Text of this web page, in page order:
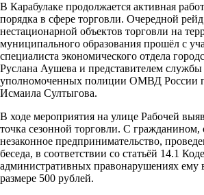
В Карабулаке продолжается активная
порядка в сфере торговли. Очередной
нестационарной объектов торговли на
муниципального образования прошёл с
специалиста экономического отдела
Руслана Аушева и представителем службы
уполномоченных полиции ОМВД России
Исмаила Султыгова.
В ходе мероприятия на улице Рабочей
точка сезонной торговли. С
незаконное предпринимательство,
беседа, в соответствии со статьёй 14.1
административных правонарушениях ему
размере 500 рублей.